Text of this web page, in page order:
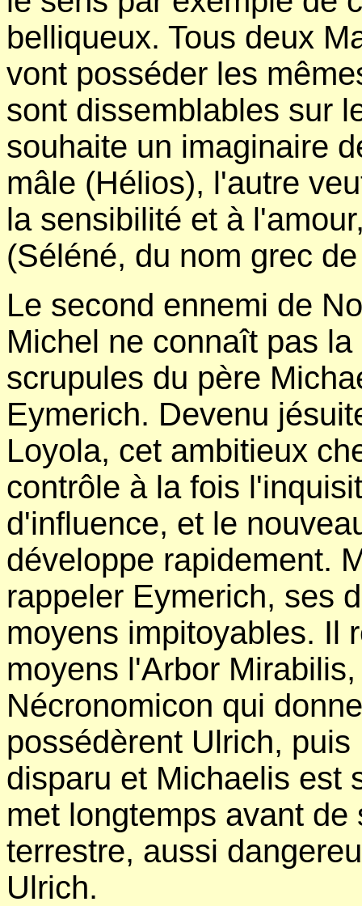
belliqueux. Tous deux
vont posséder les
sont dissemblables sur
souhaite un imaginaire
mâle (Hélios), l'autre
la sensibilité et à
(Séléné, du nom grec
Le second ennemi de
Michel ne connaît pas
scrupules du père
Eymerich. Devenu
Loyola, cet ambitieux
contrôle à la fois
d'influence, et le
développe rapidement.
rappeler Eymerich, ses
moyens impitoyables. Il
moyens l'Arbor
Nécronomicon qui
possédèrent Ulrich,
disparu et Michaelis est
met longtemps avant
terrestre, aussi
Ulrich.